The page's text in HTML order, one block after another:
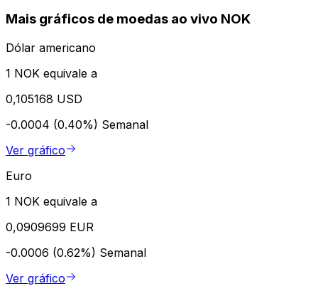
Mais gráficos de moedas ao vivo NOK
Dólar americano
1 NOK equivale a
0,105168 USD
-0.0004 (0.40%) Semanal
Ver gráfico
Euro
1 NOK equivale a
0,0909699 EUR
-0.0006 (0.62%) Semanal
Ver gráfico